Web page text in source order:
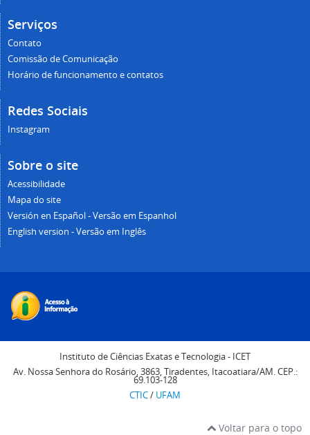
Serviços
Contato
Comissão de Comunicação
Horário de funcionamento e contatos
Redes Sociais
Instagram
Sobre o site
Acessibilidade
Mapa do site
Versión en Español - Versão em Espanhol
English version - Versão em Inglês
Instituto de Ciências Exatas e Tecnologia - ICET
Av. Nossa Senhora do Rosário, 3863, Tiradentes, Itacoatiara/AM. CEP.:
69.103-128
CTIC/ UFAM
Voltar para o topo